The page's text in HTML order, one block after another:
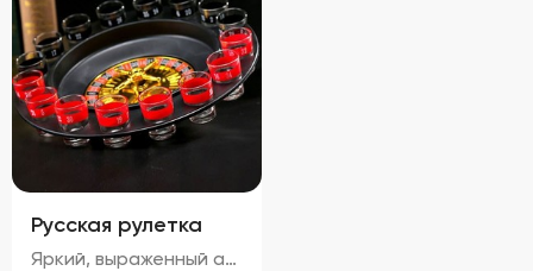
Русская рулетка
Яркий, выраженный аромат основного фрукта или ягоды, с дополнительными нотками других ингредиентов (например, ваниль, улун, барбарис). Вкус: Сбалансированный вкус, где основной акцент сделан на фруктовом или ягодном компоненте, с гармоничным дополнением других ингредиентов. Алкоголь должен быть хорошо интегрированным, не перебивая остальные вкусы. Текстура: Гладкая, без резкого спиртового послевкусия. Настойки должны быть достаточно крепкими, но при этом мягкими для питья.